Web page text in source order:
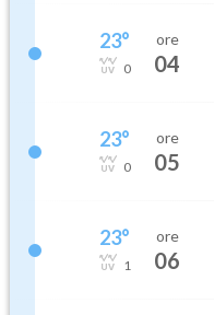
23°
0
ore
04
23°
0
ore
05
23°
1
ore
06